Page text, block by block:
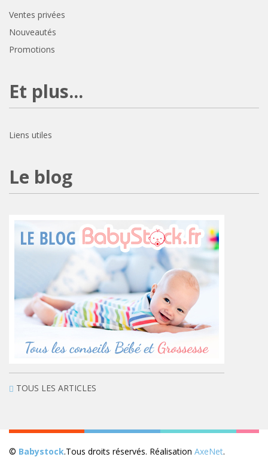
Ventes privées
Nouveautés
Promotions
Et plus...
Liens utiles
Le blog
TOUS LES ARTICLES
© Babystock.Tous droits réservés. Réalisation AxeNet.